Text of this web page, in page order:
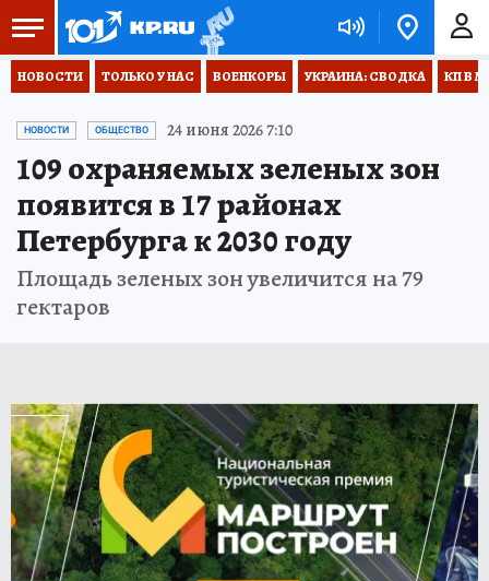
НОВОСТИ ТОЛЬКО У НАС ВОЕНКОРЫ УКРАИНА: СВОДКА КП В
НОВОСТИ ОБЩЕСТВО 24 июня 2026 7:10
109 охраняемых зеленых зон
появится в 17 районах
Петербурга к 2030 году
Площадь зеленых зон увеличится на 79
гектаров